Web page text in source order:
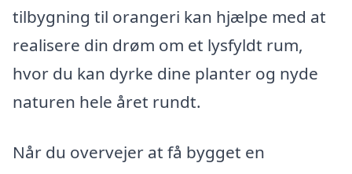
tilbygning til orangeri kan hjælpe med at
realisere din drøm om et lysfyldt rum,
hvor du kan dyrke dine planter og nyde
naturen hele året rundt.
Når du overvejer at få bygget en